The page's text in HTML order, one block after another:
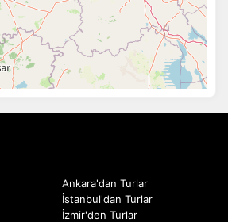
Ankara'dan Turlar
İstanbul'dan Turlar
İzmir'den Turlar